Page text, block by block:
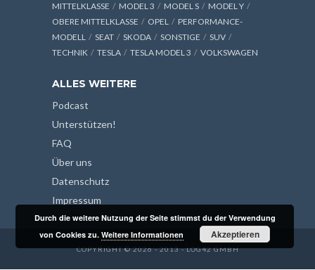
MITTELKLASSE
MODEL 3 MODEL S
MODEL Y
OBERE MITTELKLASSE
OPEL
PERFORMANCE-
MODELL
SEAT SKODA SONSTIGE
SUV
TECHNIK
TESLA TESLA MODEL 3 VOLKSWAGEN
ALLES WEITERE
Podcast
Unterstützen!
FAQ
Über uns
Datenschutz
Impressum
COPYRIGHT © 2026 - 2013 - LOG42 GMBH
Durch die weitere Nutzung der Seite stimmst du der Verwendung
von Cookies zu.Weitere Informationen Akzeptieren